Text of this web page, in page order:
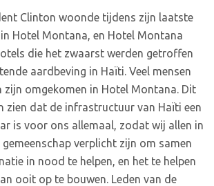
Clinton woonde tijdens zijn laatste
Hotel Montana, en Hotel Montana
die het zwaarst werden getroffen
aardbeving in Haïti. Veel mensen
zijn omgekomen in Hotel Montana. Dit
zien dat de infrastructuur van Haïti een
is voor ons allemaal, zodat wij allen in
verplicht zijn om samen
in nood te helpen, en het te helpen
ooit op te bouwen. Leden van de